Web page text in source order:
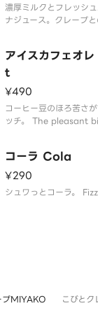
濃厚ミルクとフレッシ
ナジュース。クレープ
アイスカフェオ
t
¥490
コーヒー豆のほろ苦さ
ッチ。 The pleasant
コーラ Cola
¥290
シュワっとコーラ。
プMIYAKO こびと